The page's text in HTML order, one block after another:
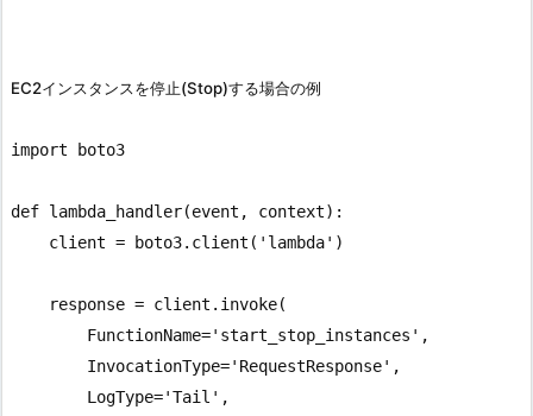
EC2インスタンスを停止(Stop)する場合の例
import boto3
def lambda_handler(event, context):
    client = boto3.client('lambda')
    response = client.invoke(
        FunctionName='start_stop_instances',
        InvocationType='RequestResponse',
        LogType='Tail',